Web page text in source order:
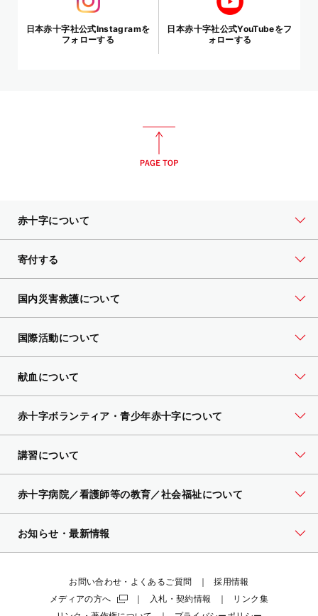
日本赤十字社公式Instagramを
フォローする
日本赤十字社公式YouTubeをフ
ォローする
赤十字について
寄付する
国内災害救護について
国際活動について
献血について
赤十字ボランティア・青少年赤十字について
講習について
赤十字病院／看護師等の教育／社会福祉について
お知らせ・最新情報
お問い合わせ・よくあるご質問
採用情報
メディアの方へ
入札・契約情報
リンク集